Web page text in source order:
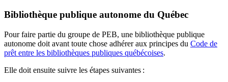
Bibliothèque publique autonome du Québec
Pour faire partie du groupe de PEB, une bibliothèque publique
autonome doit avant toute chose adhérer aux principes du Code de
prêt entre les bibliothèques publiques québécoises.
Elle doit ensuite suivre les étapes suivantes :